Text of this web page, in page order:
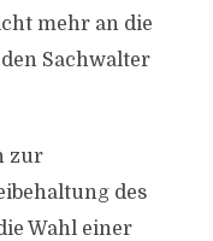
mehr an die
Sachwalter
zur
des
Wahl einer